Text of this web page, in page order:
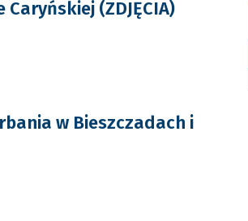
(ZDJĘCIA)
w Bieszczadach i